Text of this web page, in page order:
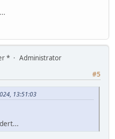
*
Administrator
#5
13:51:03